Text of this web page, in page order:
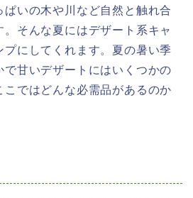
ぱいの木や川など自然と触れ合
。そんな夏にはデザート系キャ
プにしてくれます。夏の暑い季
甘いデザートにはいくつかの
こではどんな必需品があるのか